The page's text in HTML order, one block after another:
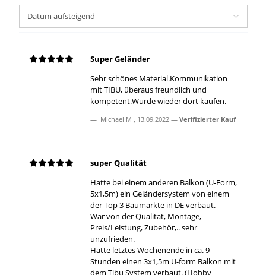
Super Geländer
Sehr schönes Material.Kommunikation
mit TIBU, überaus freundlich und
kompetent.Würde wieder dort kaufen.
Michael M , 13.09.2022 Verifizierter Kauf
super Qualität
Hatte bei einem anderen Balkon (U-Form,
5x1,5m) ein Geländersystem von einem
der Top 3 Baumärkte in DE verbaut.
War von der Qualität, Montage,
Preis/Leistung, Zubehör,.. sehr
unzufrieden.
Hatte letztes Wochenende in ca. 9
Stunden einen 3x1,5m U-form Balkon mit
dem Tibu System verbaut. (Hobby